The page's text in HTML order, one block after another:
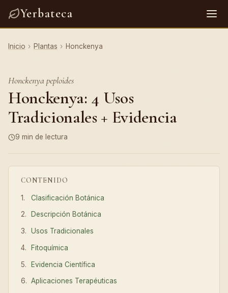
Yerbateca
Inicio › Plantas › Honckenya
Honckenya peploides
Honckenya: 4 Usos
Tradicionales + Evidencia
9 min de lectura
CONTENIDO
Clasificación Botánica
Descripción Botánica
Usos Tradicionales
Fitoquímica
Evidencia Científica
Aplicaciones Terapéuticas